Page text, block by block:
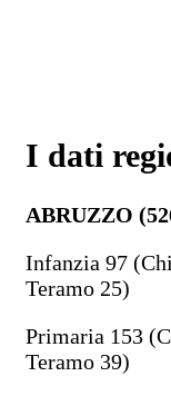
I dati
ABRUZZO
Infanzia 97
Teramo 25)
Primaria 153
Teramo 39)